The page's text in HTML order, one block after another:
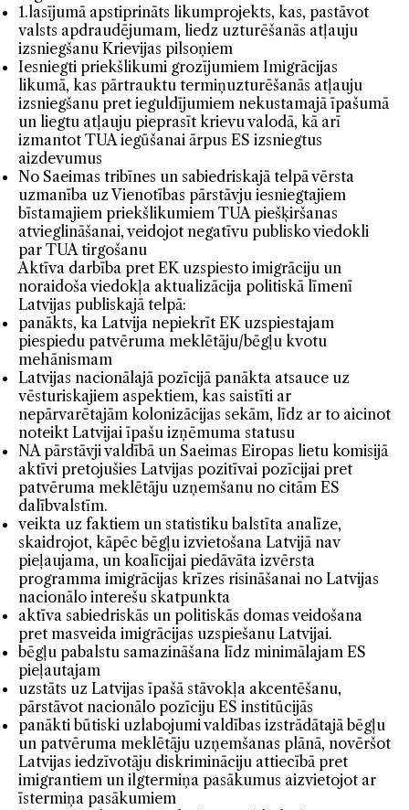
1.lasījumā apstiprināts likumprojekts, kas, pastāvot
valsts apdraudējumam, liedz uzturēšanās atļauju
izsniegšanu Krievijas pilsoņiem
Iesniegti priekšlikumi grozījumiem Imigrācijas
likumā, kas pārtrauktu termiņuzturēšanās atļauju
izsniegšanu pret ieguldījumiem nekustamajā īpašumā
un liegtu atļauju pieprasīt krievu valodā, kā arī
izmantot TUA iegūšanai ārpus ES izsniegtus
aizdevumus
No Saeimas tribīnes un sabiedriskajā telpā vērsta
uzmanība uz Vienotības pārstāvju iesniegtajiem
bīstamajiem priekšlikumiem TUA piešķiršanas
atvieglināšanai, veidojot negatīvu publisko viedokli
par TUA tirgošanu
Aktīva darbība pret EK uzspiesto imigrāciju un
noraidoša viedokļa aktualizācija politiskā līmenī
Latvijas publiskajā telpā:
panākts, ka Latvija nepiekrīt EK uzspiestajam
piespiedu patvēruma meklētāju/bēgļu kvotu
mehānismam
Latvijas nacionālajā pozīcijā panākta atsauce uz
vēsturiskajiem aspektiem, kas saistīti ar
nepārvarētajām kolonizācijas sekām, līdz ar to aicinot
noteikt Latvijai īpašu izņēmuma statusu
NA pārstāvji valdībā un Saeimas Eiropas lietu komisijā
aktīvi pretojušies Latvijas pozitīvai pozīcijai pret
patvēruma meklētāju uzņemšanu no citām ES
dalībvalstīm.
veikta uz faktiem un statistiku balstīta analīze,
skaidrojot, kāpēc bēgļu izvietošana Latvijā nav
pieļaujama, un koalīcijai piedāvāta izvērsta
programma imigrācijas krīzes risināšanai no Latvijas
nacionālo interešu skatpunkta
aktīva sabiedriskās un politiskās domas veidošana
pret masveida imigrācijas uzspiešanu Latvijai.
bēgļu pabalstu samazināšana līdz minimālajam ES
pieļautajam
uzstāts uz Latvijas īpašā stāvokļa akcentēšanu,
pārstāvot nacionālo pozīciju ES institūcijās
panākti būtiski uzlabojumi valdības izstrādātajā bēgļu
un patvēruma meklētāju uzņemšanas plānā, novēršot
Latvijas iedzīvotāju diskrimināciju attiecībā pret
imigrantiem un ilgtermiņa pasākumus aizvietojot ar
īstermiņa pasākumiem